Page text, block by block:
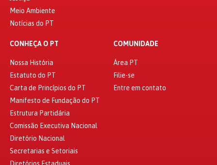
Meio Ambiente
Notícias do PT
CONHEÇA O PT
Nossa História
Estatuto do PT
Carta de Princípios do PT
Manifesto de Fundação do PT
Estrutura Partidária
Comissão Executiva Nacional
Diretório Nacional
Secretarias e Setoriais
COMUNIDADE
Área PT
Filie-se
Entre em contato